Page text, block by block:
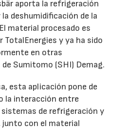
aporta la refrigeración
deshumidificación de la
material procesado es
TotalEnergies y ya ha sido
en otras
Sumitomo (SHI) Demag.
esta aplicación pone de
la interacción entre
sistemas de refrigeración y
con el material